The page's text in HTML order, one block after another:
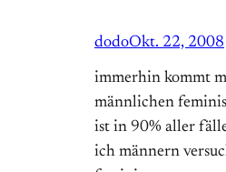
dodoOkt. 22, 2008
immerhin kommt
männlichen
ist in 90% aller
ich männern